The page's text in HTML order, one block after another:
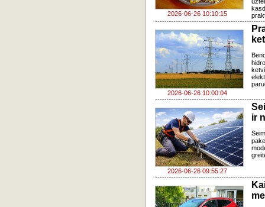
2026-06-26 10:10:15
2026-06-26 10:00:04
2026-06-26 09:55:27
ir